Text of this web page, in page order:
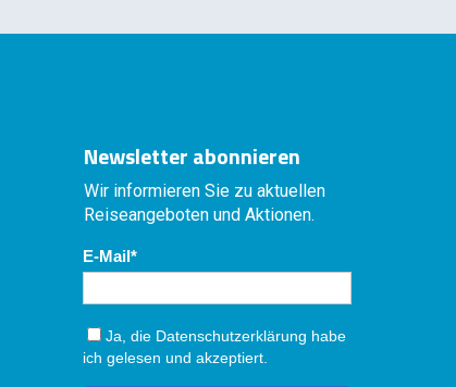
Newsletter abonnieren
Wir informieren Sie zu aktuellen
Reiseangeboten und Aktionen.
E-Mail
Ja, die Datenschutzerklärung habe
ich gelesen und akzeptiert.